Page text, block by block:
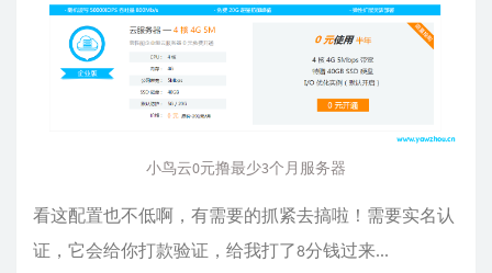
小鸟云0元撸最少3个月服务器
看这配置也不低啊，有需要的抓紧去搞啦！需要实名认
证，它会给你打款验证，给我打了8分钱过来...